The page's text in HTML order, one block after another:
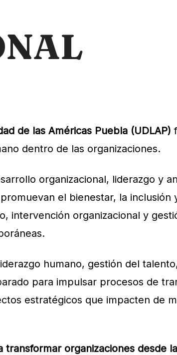
de las Américas Puebla (UDLAP)
dentro de las organizaciones.
organizacional, liderazgo y
el bienestar, la inclusión
intervención organizacional y
humano, gestión del
para impulsar procesos de
estratégicos que impacten de
transformar organizaciones desde